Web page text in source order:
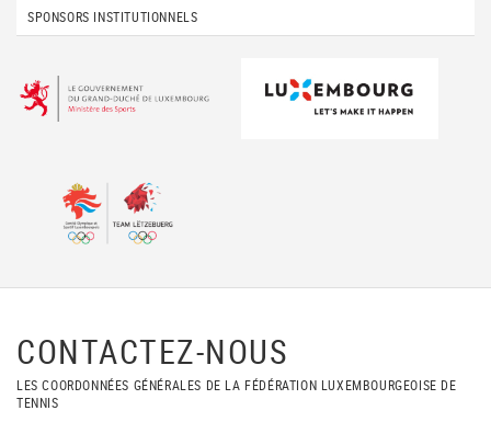
SPONSORS INSTITUTIONNELS
CONTACTEZ-NOUS
LES COORDONNÉES GÉNÉRALES DE LA FÉDÉRATION LUXEMBOURGEOISE DE
TENNIS